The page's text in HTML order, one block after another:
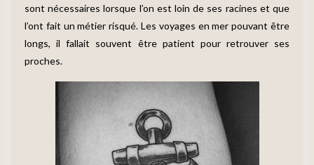
sont nécessaires lorsque l’on est loin de ses racines et que
l’ont fait un métier risqué. Les voyages en mer pouvant être
longs, il fallait souvent être patient pour retrouver ses
proches.